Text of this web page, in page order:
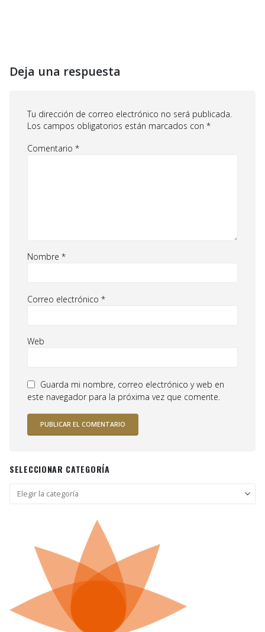
Deja una respuesta
Tu dirección de correo electrónico no será publicada.
Los campos obligatorios están marcados con *
Comentario *
Nombre *
Correo electrónico *
Web
Guarda mi nombre, correo electrónico y web en
este navegador para la próxima vez que comente.
SELECCIONAR CATEGORÍA
Seleccionar
categoría